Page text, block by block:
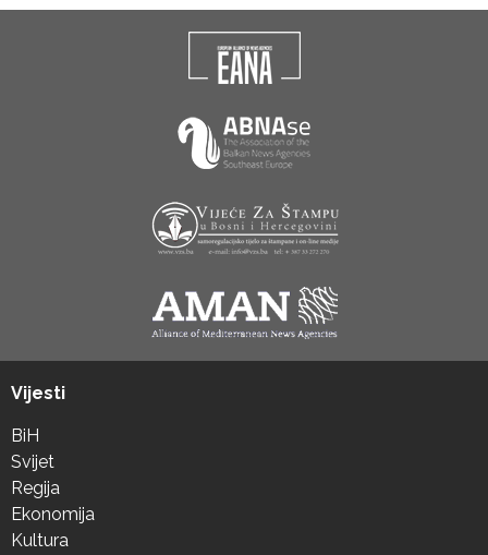
Vijesti
BiH
Svijet
Regija
Ekonomija
Kultura